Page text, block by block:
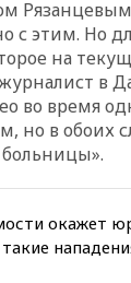
с этим. Но
на
в
во время
но в обоих
окажет